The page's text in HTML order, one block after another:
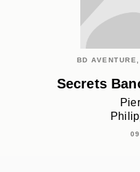
BD
Secrets